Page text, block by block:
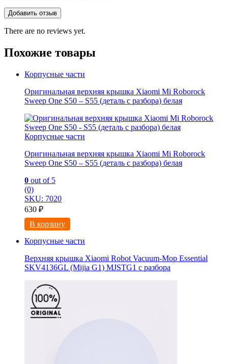
There are no reviews yet.
Похожие товары
Корпусные части
Оригинальная верхняя крышка Xiaomi Mi Roborock
Sweep One S50 – S55 (деталь с разбора) белая
Корпусные части
Оригинальная верхняя крышка Xiaomi Mi Roborock
Sweep One S50 – S55 (деталь с разбора) белая
0 out of 5
(0)
SKU: 7020
630 ₽
В корзину
Корпусные части
Верхняя крышка Xiaomi Robot Vacuum-Mop Essential
SKV4136GL (Mijia G1) MJSTG1 с разбора